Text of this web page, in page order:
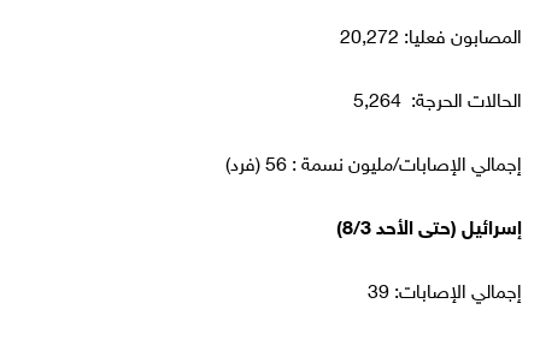
المصابون فعليا: 20,272
الحالات الحرجة: 5,264
إجمالي الإصابات/مليون نسمة : 56 (فرد)
إسرائيل (حتى الأحد 8/3)
إجمالي الإصابات: 39